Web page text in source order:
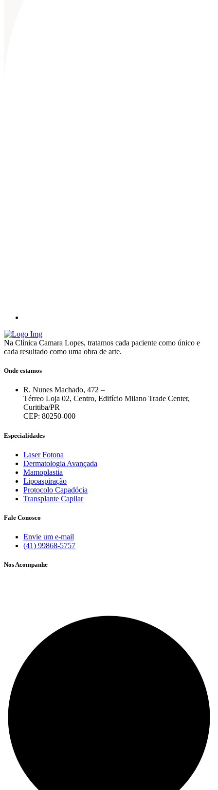
Na Clínica Camara Lopes, tratamos cada paciente como único e
cada resultado como uma obra de arte.
Onde estamos
R. Nunes Machado, 472 –
Térreo Loja 02, Centro, Edifício Milano Trade Center,
Curitiba/PR
CEP: 80250-000
Especialidades
Laser Fotona
Dermatologia Avançada
Mamoplastia
Lipoaspiração
Protocolo Capadócia
Transplante Capilar
Fale Conosco
Envie um e-mail
(41) 99868-5757
Nos Acompanhe